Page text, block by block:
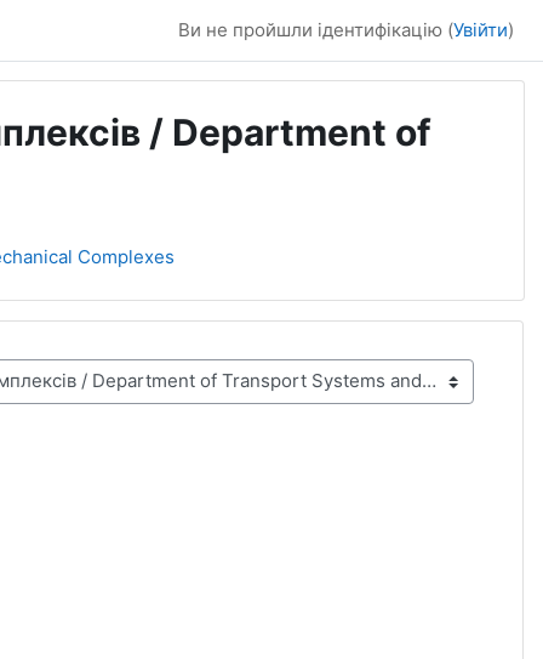
Ви не пройшли ідентифікацію (Увійти)
/ Department of
Complexes